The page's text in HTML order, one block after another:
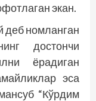
экан.
деб номланган
достончи
ёрадиган
эса
“Кўрдим